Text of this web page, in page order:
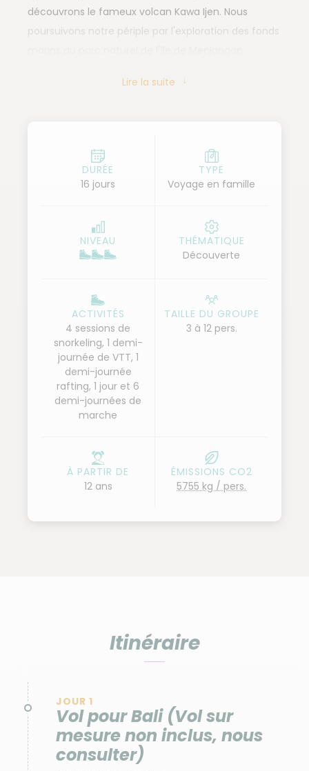
découvrons le fameux volcan Kawa Ijen. Nous
poursuivons notre périple par l'exploration des fonds
C'est ensuite la région montagneuse de Munduk
poursuit dans la caldeira Batur, puis avec l'ascension
du Mont Batur, d'où nous avons une superbe vue sur
le lac et la caldeira du volcan. Ensuite, direction la
verdoyantes de Bali avec une belle balade dans les
rizières. Nous poursuivons par une descente ludique
en raft de la rivière du côté d'Ubud, situé dans le
Lembongan pour de magnifiques snorkeling et
criques secrètes.
Lire la suite
DURÉE
16 jours
TYPE
Voyage en famille
NIVEAU
THÉMATIQUE
Découverte
ACTIVITÉS
4 sessions de
snorkeling, 1 demi-
journée de VTT, 1
demi-journée
rafting, 1 jour et 6
demi-journées de
marche
TAILLE DU GROUPE
3 à 12 pers.
À PARTIR DE
12 ans
ÉMISSIONS CO2
5755 kg / pers.
Itinéraire
JOUR 1
Vol pour Bali (Vol sur
mesure non inclus, nous
consulter)